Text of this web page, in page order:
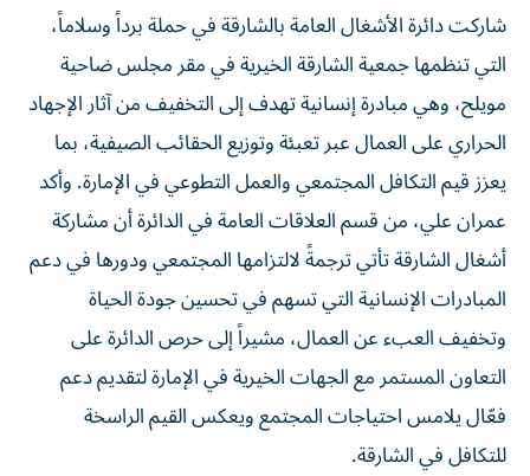
شاركت دائرة الأشغال العامة بالشارقة في حملة برداً وسلاماً،
التي تنظمها جمعية الشارقة الخيرية في مقر مجلس ضاحية
مويلح، وهي مبادرة إنسانية تهدف إلى التخفيف من آثار الإجهاد
الحراري على العمال عبر تعبئة وتوزيع الحقائب الصيفية، بما
يعزز قيم التكافل المجتمعي والعمل التطوعي في الإمارة. وأكد
عمران علي، من قسم العلاقات العامة في الدائرة أن مشاركة
أشغال الشارقة تأتي ترجمةً لالتزامها المجتمعي ودورها في دعم
المبادرات الإنسانية التي تسهم في تحسين جودة الحياة
وتخفيف العبء عن العمال، مشيراً إلى حرص الدائرة على
التعاون المستمر مع الجهات الخيرية في الإمارة لتقديم دعم
فعّال يلامس احتياجات المجتمع ويعكس القيم الراسخة
للتكافل في الشارقة.